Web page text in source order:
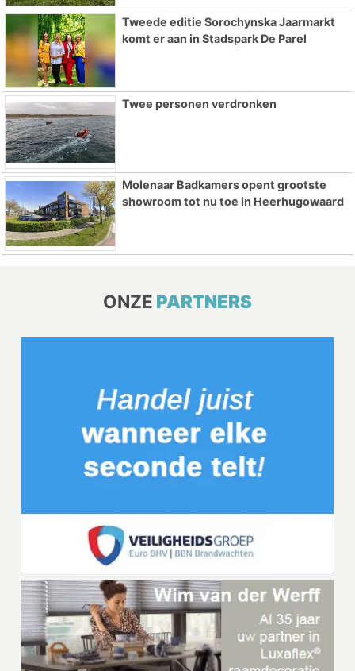
Tweede editie Sorochynska Jaarmarkt
komt er aan in Stadspark De Parel
Twee personen verdronken
Molenaar Badkamers opent grootste
showroom tot nu toe in Heerhugowaard
ONZE PARTNERS